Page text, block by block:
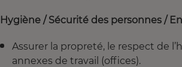
Hygiène / Sécurité des personnes /
Assurer la propreté, le respect de
annexes de travail (offices).